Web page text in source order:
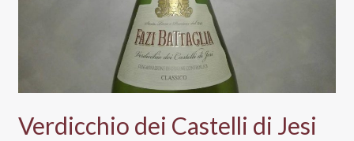
Verdicchio dei Castelli di Jesi